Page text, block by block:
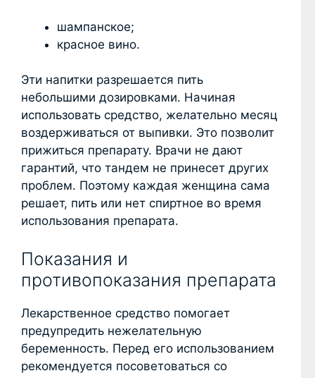
шампанское;
красное вино.
Эти напитки разрешается пить
небольшими дозировками. Начиная
использовать средство, желательно месяц
воздерживаться от выпивки. Это позволит
прижиться препарату. Врачи не дают
гарантий, что тандем не принесет других
проблем. Поэтому каждая женщина сама
решает, пить или нет спиртное во время
использования препарата.
Показания и
противопоказания препарата
Лекарственное средство помогает
предупредить нежелательную
беременность. Перед его использованием
рекомендуется посоветоваться со